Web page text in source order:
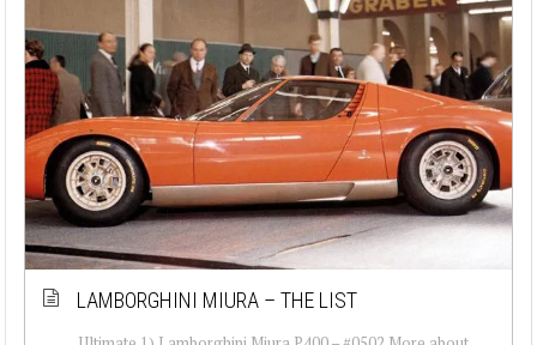
LAMBORGHINI MIURA – THE LIST